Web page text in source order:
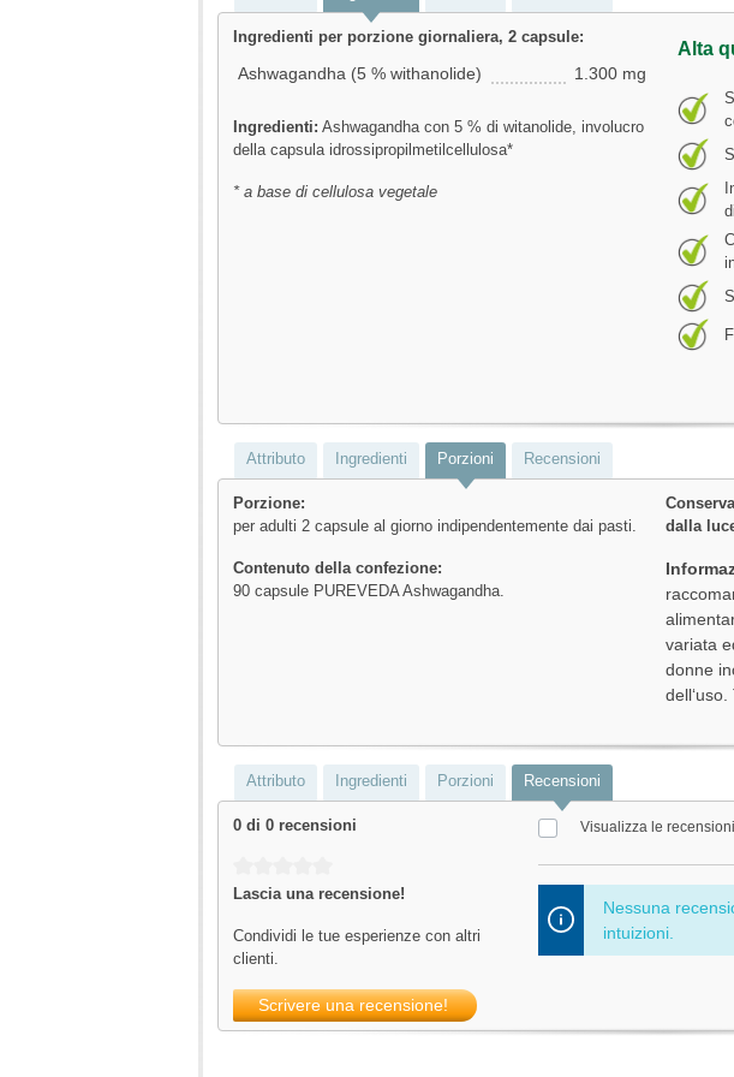
Ingredienti per porzione giornaliera, 2 capsule:
Ashwagandha (5 % withanolide) 1.300 mg
Ingredienti: Ashwagandha con 5 % di witanolide, involucro
della capsula idrossipropilmetilcellulosa*
* a base di cellulosa vegetale
Alta
Attributo Ingredienti Porzioni Recensioni
Porzione:
per adulti 2 capsule al giorno indipendentemente dai pasti.
Contenuto della confezione:
90 capsule PUREVEDA Ashwagandha.
dalla
variata
donne
Attributo Ingredienti Porzioni Recensioni
0 di 0 recensioni
Lascia una recensione!
Condividi le tue esperienze con altri
clienti.
Scrivere una recensione!
Visualizza le
Nessuna
intuizioni.